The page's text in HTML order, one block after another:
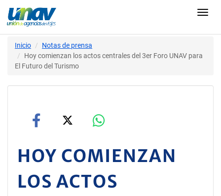
Inicio
Notas de prensa
Hoy comienzan los actos centrales del 3er Foro UNAV para
El Futuro del Turismo
HOY COMIENZAN
LOS ACTOS